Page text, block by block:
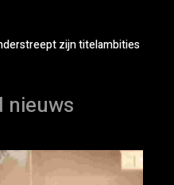
zijn titelambities
nieuws